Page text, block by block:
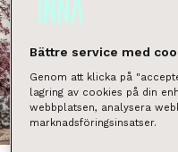
Bättre service med
Genom att klicka på
lagring av cookies på din
webbplatsen, analysera
marknadsföringsinsatser.